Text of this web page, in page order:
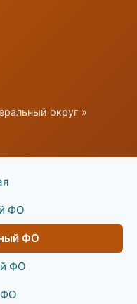
округ »
ФО
ФО
ФО
ФО